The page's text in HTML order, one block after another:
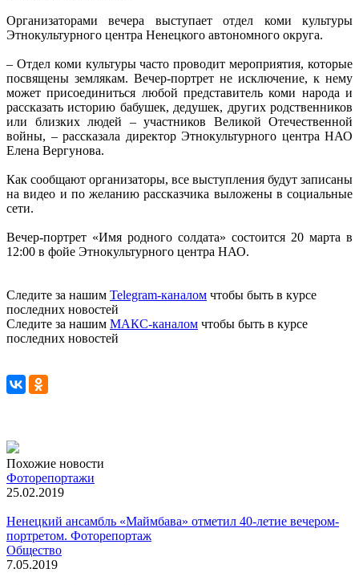
Организаторами вечера выступает отдел коми культуры
Этнокультурного центра Ненецкого автономного округа.
– Отдел коми культуры часто проводит мероприятия, которые
посвящены землякам. Вечер-портрет не исключение, к нему
может присоединиться любой представитель коми народа и
рассказать историю бабушек, дедушек, других родственников
или близких людей – участников Великой Отечественной
войны, – рассказала директор Этнокультурного центра НАО
Елена Вергунова.
Как сообщают организаторы, все выступления будут записаны
на видео и по желанию рассказчика выложены в социальные
сети.
Вечер-портрет «Имя родного солдата» состоится 20 марта в
12:00 в фойе Этнокультурного центра НАО.
Следите за нашим Telegram-каналом чтобы быть в курсе
последних новостей
Следите за нашим МАКС-каналом чтобы быть в курсе
последних новостей
Похожие новости
Фоторепортажи
25.02.2019
Ненецкий ансамбль «Маймбава» отметил 40-летие вечером-
портретом. Фоторепортаж
Общество
7.05.2019